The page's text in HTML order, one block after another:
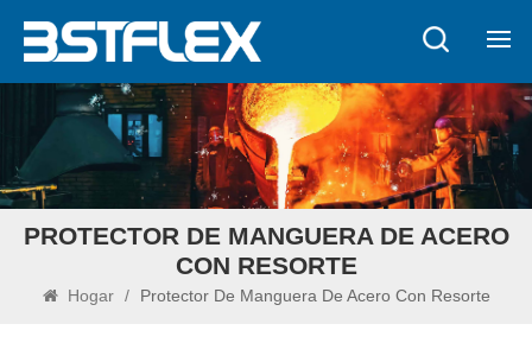
PROTECTOR DE MANGUERA DE ACERO
CON RESORTE
Hogar / Protector De Manguera De Acero Con Resorte